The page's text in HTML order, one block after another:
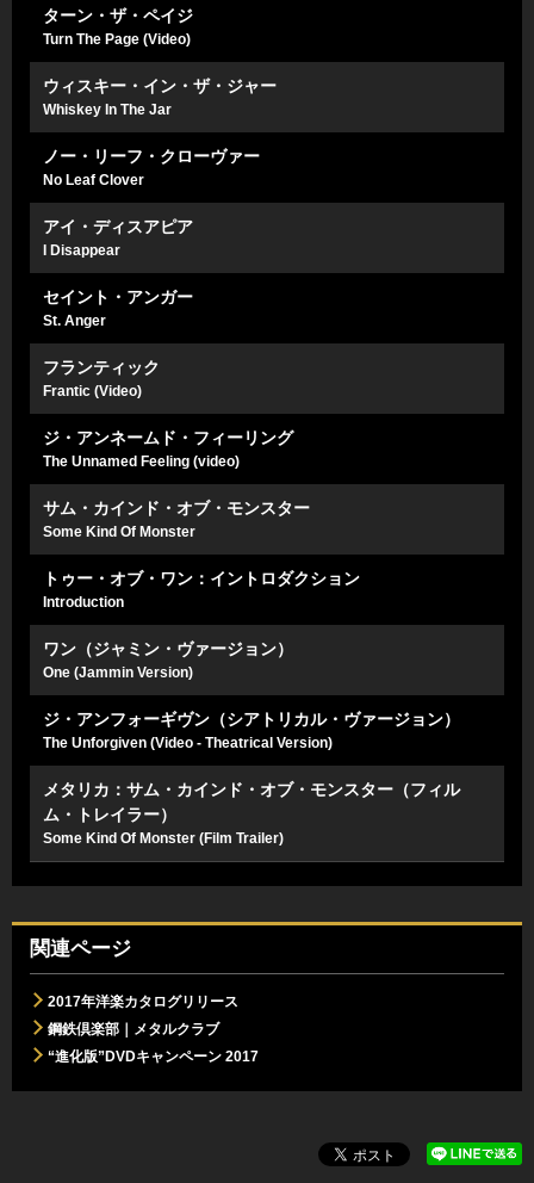
ターン・ザ・ペイジ
Turn The Page (Video)
ウィスキー・イン・ザ・ジャー
Whiskey In The Jar
ノー・リーフ・クローヴァー
No Leaf Clover
アイ・ディスアピア
I Disappear
セイント・アンガー
St. Anger
フランティック
Frantic (Video)
ジ・アンネームド・フィーリング
The Unnamed Feeling (video)
サム・カインド・オブ・モンスター
Some Kind Of Monster
トゥー・オブ・ワン：イントロダクション
Introduction
ワン（ジャミン・ヴァージョン）
One (Jammin Version)
ジ・アンフォーギヴン（シアトリカル・ヴァージョン）
The Unforgiven (Video - Theatrical Version)
メタリカ：サム・カインド・オブ・モンスター（フィル
ム・トレイラー）
Some Kind Of Monster (Film Trailer)
関連ページ
2017年洋楽カタログリリース
鋼鉄倶楽部｜メタルクラブ
“進化版”DVDキャンペーン 2017